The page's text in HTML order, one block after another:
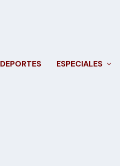
DEPORTES ESPECIALES